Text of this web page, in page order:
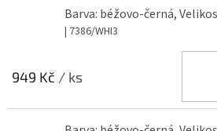
Barva: béžovo-černá,
| 7386/WHI3
949 Kč / ks